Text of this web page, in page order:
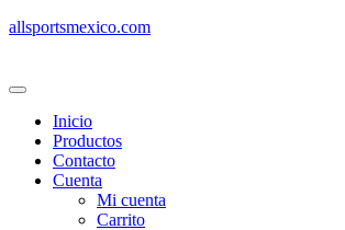
allsportsmexico.com
Inicio
Productos
Contacto
Cuenta
Mi cuenta
Carrito